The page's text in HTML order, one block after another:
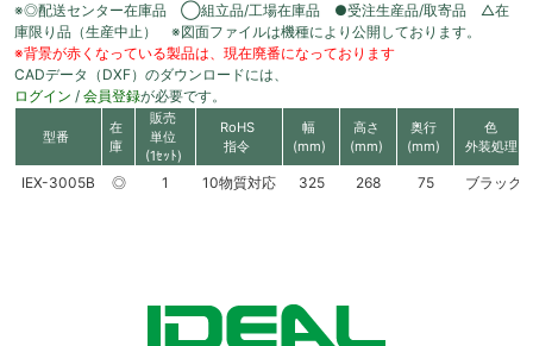
※◎配送センター在庫品 ◯組立品/工場在庫品 ●受注生産品/取寄品 △在
庫限り品（生産中止） ※図面ファイルは機種により公開しております。
※背景が赤くなっている製品は、現在廃番になっております
CADデータ（DXF）のダウンロードには、
ログイン / 会員登録が必要です。
型番
在
庫
販売
単位
(1ｾｯﾄ)
RoHS
指令
幅
(mm)
高さ
(mm)
奥行
(mm)
色
外装処理
IEX-3005B ◎ 1 10物質対応 325 268 75 ブラック